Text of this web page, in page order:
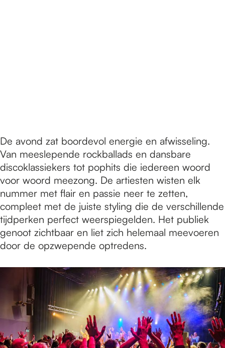
De avond zat boordevol energie en afwisseling.
Van meeslepende rockballads en dansbare
discoklassiekers tot pophits die iedereen woord
voor woord meezong. De artiesten wisten elk
nummer met flair en passie neer te zetten,
compleet met de juiste styling die de verschillende
tijdperken perfect weerspiegelden. Het publiek
genoot zichtbaar en liet zich helemaal meevoeren
door de opzwepende optredens.